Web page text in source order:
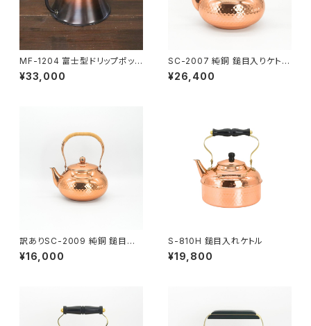
MF-1204 富士型ドリップポット
1.1L33000
¥33,000
SC-2007 純銅 鎚目入りケトル
2.0L
¥26,400
訳ありSC-2009 純銅 鎚目入
れ水差しケトル 2.0L26400→
¥16,000
S-810H 鎚目入れケトル
¥19,800